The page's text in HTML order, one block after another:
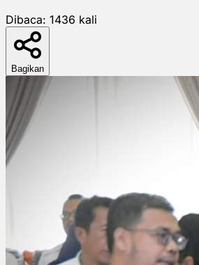
Dibaca: 1436 kali
Bagikan